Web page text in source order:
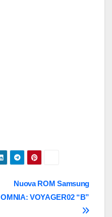
Nuova ROM Samsung
OMNIA: VOYAGER02 “B”